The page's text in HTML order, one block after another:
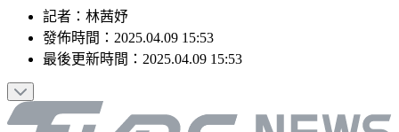
記者 ： 林茜妤
發佈時間： 2025.04.09 15:53
最後更新時間： 2025.04.09 15:53